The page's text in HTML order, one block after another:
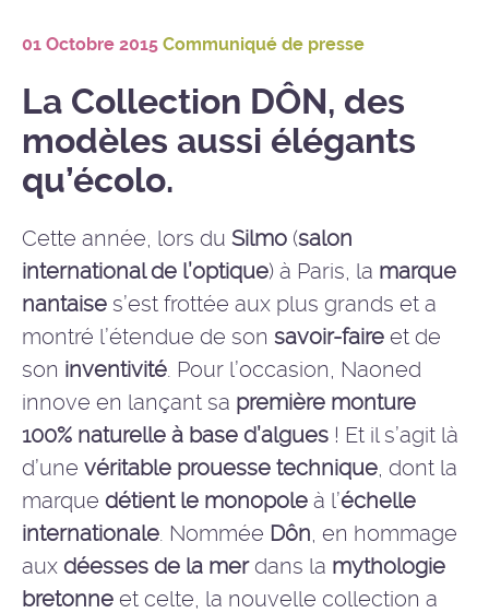
01 Octobre 2015 Communiqué de presse
La Collection DÔN, des
modèles aussi élégants
qu’écolo.
Cette année, lors du Silmo (salon
international de l’optique) à Paris, la marque
nantaise s’est frottée aux plus grands et a
montré l’étendue de son savoir-faire et de
son inventivité. Pour l’occasion, Naoned
innove en lançant sa première monture
100% naturelle à base d’algues ! Et il s’agit là
d’une véritable prouesse technique, dont la
marque détient le monopole à l’échelle
internationale. Nommée Dôn, en hommage
aux déesses de la merdans la mythologie
bretonne et celte, la nouvelle collection a